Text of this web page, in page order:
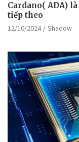
Cardano( ADA)
tiếp theo
12/10/2024 Shadow